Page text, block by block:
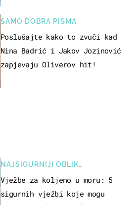
SAMO DOBRA PISMA
Poslušajte kako to zvuči kad
Nina Badrić i Jakov Jozinović
zapjevaju Oliverov hit!
NAJSIGURNIJI OBLIK
REKREACIJE
Vježbe za koljeno u moru: 5
sigurnih vježbi koje mogu